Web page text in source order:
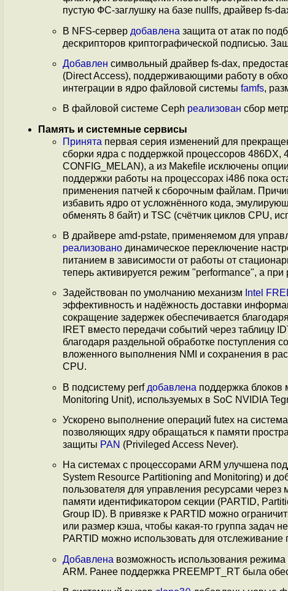
пустую ФС-заглушку на базе nullfs, драйвер fs-
В NFS-сервер добавлена защита от атак по
дескрипторов криптографической подписью.
Добавлен символьный драйвер fs-dax,
(Direct Access), поддерживающими работу в
интеграции в ядро файловой системы famfs,
В файловой системе Ceph реализован сбор
Память и системные сервисы
Принята первая серия изменений для
сборки ядра с поддержкой процессоров
CONFIG_MELAN), а из Makefile исключены
поддержки работы на процессорах i486 пока
применения патчей к сборочным файлам.
избавить ядро от усложнённого кода,
обменять 8 байт) и TSC (счётчик циклов CPU,
В драйвере amd-pstate, применяемом для
реализовано динамическое переключение
питанием в зависимости от работы от
теперь активируется режим "performance", а
Задействован по умолчанию механизм Intel
эффективность и надёжность доставки
сокращение задержек обеспечивается
IRET вместо передачи событий через таблицу
благодаря раздельной обработке поступления
вложенного выполнения NMI и сохранения в
CPU.
В подсистему perf добавлена поддержка блоков
Monitoring Unit), используемых в SoC NVIDIA
Ускорено выполнение операций futex на
позволяющих ядру обращаться к памяти
защиты PAN (Privileged Access Never).
На системах с процессорами ARM улучшена
System Resource Partitioning and Monitoring) и
пользователя для управления ресурсами через
памяти идентификатором секции (PARTID,
Group ID). В привязке к PARTID можно
или размер кэша, чтобы какая-то группа задач
PARTID можно использовать для
Добавлена возможность использования
ARM. Ранее поддержка PREEMPT_RT была